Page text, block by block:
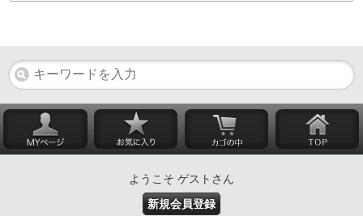
ようこそ ゲストさん
新規会員登録